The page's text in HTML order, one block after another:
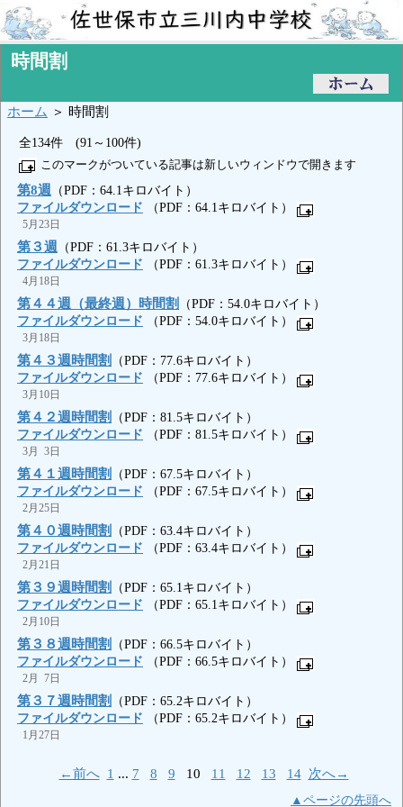
時間割
ホーム ＞ 時間割
全134件 (91～100件)
このマークがついている記事は新しいウィンドウで開きます
第8週
（PDF：64.1キロバイト）
ファイルダウンロード （PDF：64.1キロバイト）
5月23日
第３週
（PDF：61.3キロバイト）
ファイルダウンロード （PDF：61.3キロバイト）
4月18日
第４４週（最終週）時間割
（PDF：54.0キロバイト）
ファイルダウンロード （PDF：54.0キロバイト）
3月18日
第４３週時間割
（PDF：77.6キロバイト）
ファイルダウンロード （PDF：77.6キロバイト）
3月10日
第４２週時間割
（PDF：81.5キロバイト）
ファイルダウンロード （PDF：81.5キロバイト）
3月 3日
第４１週時間割
（PDF：67.5キロバイト）
ファイルダウンロード （PDF：67.5キロバイト）
2月25日
第４０週時間割
（PDF：63.4キロバイト）
ファイルダウンロード （PDF：63.4キロバイト）
2月21日
第３９週時間割
（PDF：65.1キロバイト）
ファイルダウンロード （PDF：65.1キロバイト）
2月10日
第３８週時間割
（PDF：66.5キロバイト）
ファイルダウンロード （PDF：66.5キロバイト）
2月 7日
第３７週時間割
（PDF：65.2キロバイト）
ファイルダウンロード （PDF：65.2キロバイト）
1月27日
←前へ 1 ... 7 8 9 10 11 12 13 14 次へ→
▲ページの先頭へ